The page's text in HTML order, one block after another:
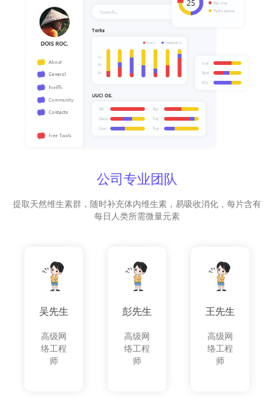
公司专业团队
提取天然维生素群，随时补充体内维生素，易吸收消化，每片含有
每日人类所需微量元素
吴先生
高级网
络工程
师
彭先生
高级网
络工程
师
王先生
高级网
络工程
师